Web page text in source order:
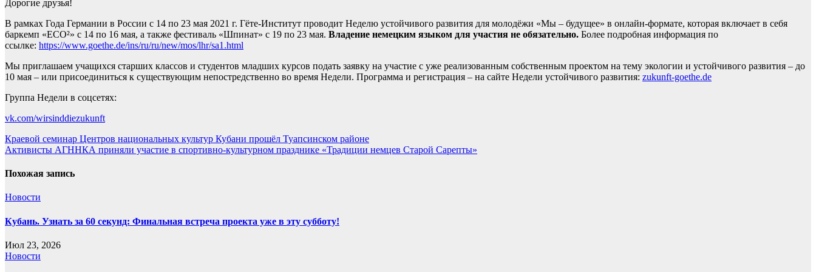
Дорогие друзья!
В рамках Года Германии в России с 14 по 23 мая 2021 г. Гёте-Институт проводит Неделю устойчивого развития для молодёжи «Мы – будущее» в онлайн-формате, которая включает в себя
баркемп «ECO²» с 14 по 16 мая, а также фестиваль «Шпинат» с 19 по 23 мая. Владение немецким языком для участия не обязательно. Более подробная информация по
ссылке: https://www.goethe.de/ins/ru/ru/new/mos/lhr/sa1.html
Мы приглашаем учащихся старших классов и студентов младших курсов подать заявку на участие с уже реализованным собственным проектом на тему экологии и устойчивого развития – до
10 мая – или присоединиться к существующим непостредственно во время Недели. Программа и регистрация – на сайте Недели устойчивого развития: zukunft-goethe.de
Группа Недели в соцсетях:
vk.com/wirsinddiezukunft
Навигация
по
записям
Краевой семинар Центров национальных культур Кубани прошёл Туапсинском районе
Активисты АГННКА приняли участие в спортивно-культурном празднике «Традиции немцев Старой Сарепты»
Похожая запись
Новости
Кубань. Узнать за 60 секунд: Финальная встреча проекта уже в эту субботу!
Июл 23, 2026
Новости